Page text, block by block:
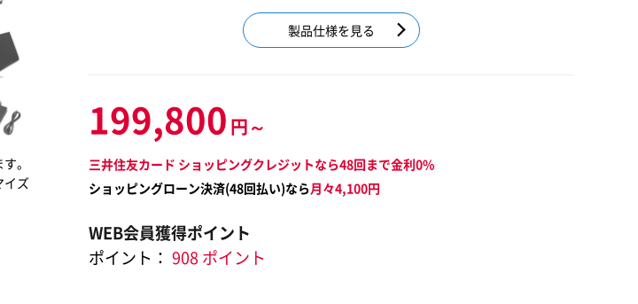
。
イズ
製品仕様を見る
199,800 円～
三井住友カード ショッピングクレジットなら48回まで金利0%
ショッピングローン決済(48回払い)なら月々4,100円
WEB会員獲得ポイント
ポイント： 908 ポイント